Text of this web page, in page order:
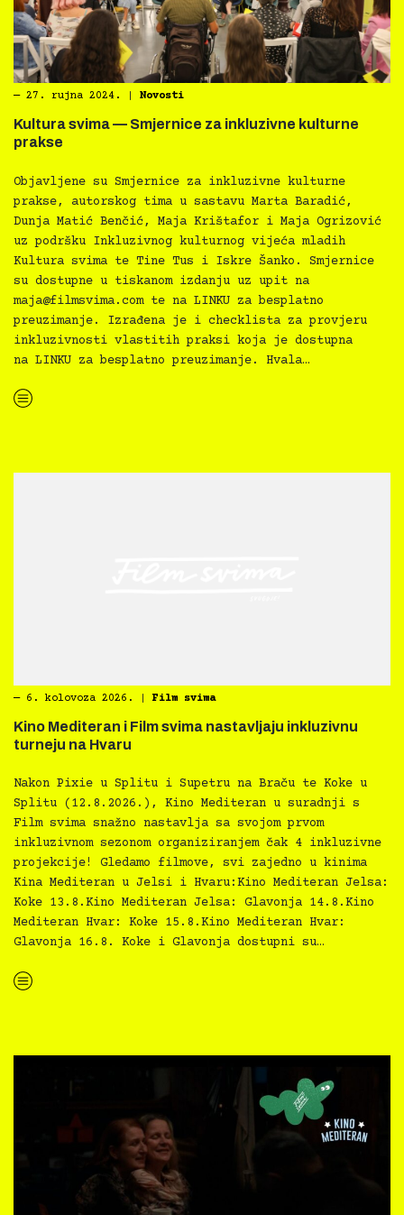
― 27. rujna 2024. Novosti
Kultura svima — Smjernice za inkluzivne kulturne
prakse
Objavljene su Smjernice za inkluzivne kulturne
prakse, autorskog tima u sastavu Marta Baradić,
Dunja Matić Benčić, Maja Krištafor i Maja Ogrizović
uz podršku Inkluzivnog kulturnog vijeća mladih
Kultura svima te Tine Tus i Iskre Šanko. Smjernice
su dostupne u tiskanom izdanju uz upit na
maja@filmsvima.comte na LINKU za besplatno
preuzimanje. Izrađena je i checklista za provjeru
inkluzivnosti vlastitih praksi koja je dostupna
na LINKU za besplatno preuzimanje. Hvala…
“Kultura svima — Smjernice za inkluzivne kulturne prakse”
― 6. kolovoza 2026. Film svima
Kino Mediteran i Film svima nastavljaju inkluzivnu
turneju na Hvaru
Nakon Pixie u Splitu i Supetru na Braču te Koke u
Splitu (12.8.2026.), Kino Mediteran u suradnji s
Film svima snažno nastavlja sa svojom prvom
inkluzivnom sezonom organiziranjem čak 4 inkluzivne
projekcije! Gledamo filmove, svi zajedno u kinima
Kina Mediteran u Jelsi i Hvaru:Kino Mediteran Jelsa:
Koke 13.8.Kino Mediteran Jelsa: Glavonja 14.8.Kino
Mediteran Hvar: Koke 15.8.Kino Mediteran Hvar:
Glavonja 16.8. Koke i Glavonja dostupni su…
“Kino Mediteran i Film svima nastavljaju inkluzivnu turneju na Hvaru”